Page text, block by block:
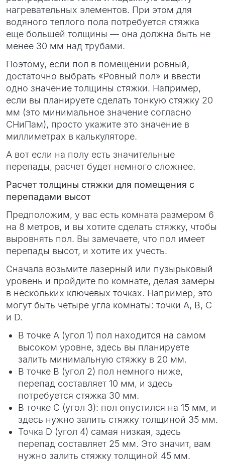
нагревательных элементов. При этом для
водяного теплого пола потребуется стяжка
еще большей толщины — она должна быть не
менее 30 мм над трубами.
Поэтому, если пол в помещении ровный,
достаточно выбрать «Ровный пол» и ввести
одно значение толщины стяжки. Например,
если вы планируете сделать тонкую стяжку 20
мм (это минимальное значение согласно
СНиПам), просто укажите это значение в
миллиметрах в калькуляторе.
А вот если на полу есть значительные
перепады, расчет будет немного сложнее.
Расчет толщины стяжки для помещения с
перепадами высот
Предположим, у вас есть комната размером 6
на 8 метров, и вы хотите сделать стяжку, чтобы
выровнять пол. Вы замечаете, что пол имеет
перепады высот, и хотите их учесть.
Сначала возьмите лазерный или пузырьковый
уровень и пройдите по комнате, делая замеры
в нескольких ключевых точках. Например, это
могут быть четыре угла комнаты: точки A, B, C
и D.
В точке A (угол 1) пол находится на самом
высоком уровне, здесь вы планируете
залить минимальную стяжку в 20 мм.
В точке B (угол 2) пол немного ниже,
перепад составляет 10 мм, и здесь
потребуется стяжка 30 мм.
В точке C (угол 3): пол опустился на 15 мм, и
здесь нужно залить стяжку толщиной 35 мм.
Точка D (угол 4) самая низкая, здесь
перепад составляет 25 мм. Это значит, вам
нужно залить стяжку толщиной 45 мм.